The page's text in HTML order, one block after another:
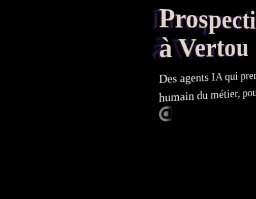
à Vertou
Desagents IAqui
humain du métier,